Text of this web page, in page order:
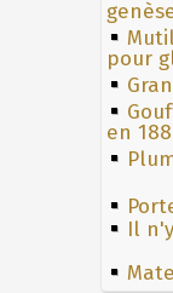
pour
en
Il